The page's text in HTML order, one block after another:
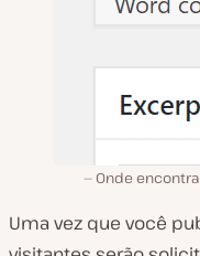
Onde
Uma vez que você